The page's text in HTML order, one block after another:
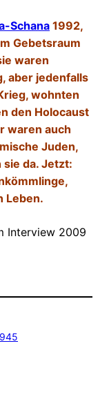
Schana1992,
Gebetsraum
waren
aber jedenfalls
wohnten
den Holocaust
waren auch
Juden,
da. Jetzt:
Leben.
Interview 2009